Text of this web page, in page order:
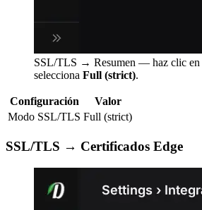
SSL/TLS → Resumen — haz clic en
selecciona Full (strict).
Configuración
Valor
Modo SSL/TLS Full (strict)
SSL/TLS → Certificados Edge